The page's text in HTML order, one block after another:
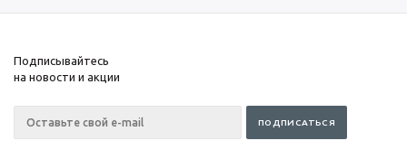
Подписывайтесь
на новости и акции